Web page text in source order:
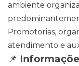
ambiente
Promotorias,
atendimento e
📌